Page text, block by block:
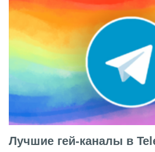
Лучшие гей-каналы в